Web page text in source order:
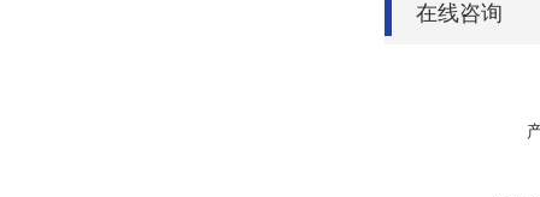
在线咨询